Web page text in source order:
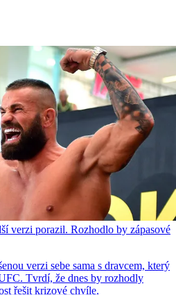
verzi porazil. Rozhodlo by zápasové
verzi sebe sama s dravcem, který
Tvrdí, že dnes by rozhodly
řešit krizové chvíle.